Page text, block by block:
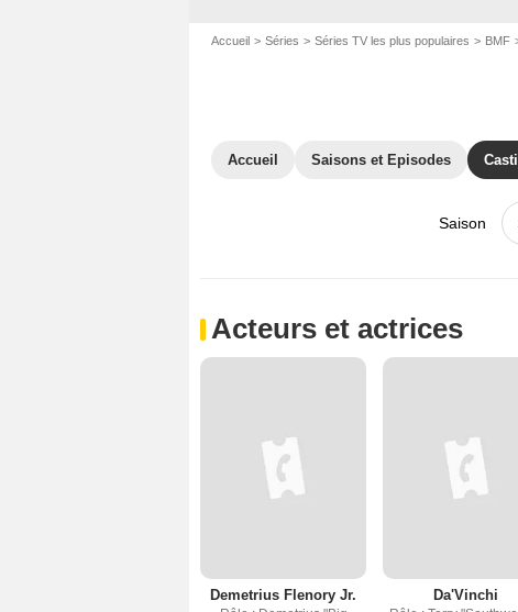
Accueil Séries Séries TV les plus populaires BMF
Accueil Saisons et Episodes
Saison
Acteurs et actrices
Demetrius Flenory Jr. Da'Vinchi